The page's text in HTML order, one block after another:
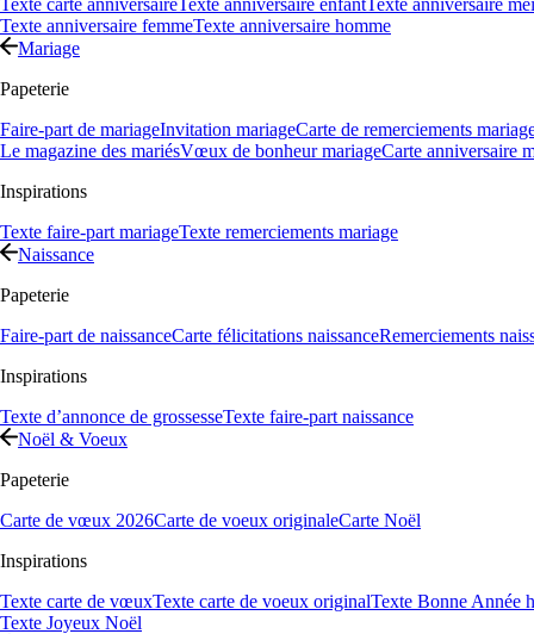
Texte carte anniversaireTexte anniversaire enfantTexte anniversaire
Texte anniversaire femmeTexte anniversaire homme
Mariage
Papeterie
Faire-part de mariageInvitation mariageCarte de remerciements
Le magazine des mariésVœux de bonheur mariageCarte anniversaire
Inspirations
Texte faire-part mariageTexte remerciements mariage
Naissance
Papeterie
Faire-part de naissanceCarte félicitations naissanceRemerciements
Inspirations
Texte d’annonce de grossesseTexte faire-part naissance
Noël & Voeux
Papeterie
Carte de vœux 2026Carte de voeux originaleCarte Noël
Inspirations
Texte carte de vœuxTexte carte de voeux originalTexte Bonne Année
Texte Joyeux Noël